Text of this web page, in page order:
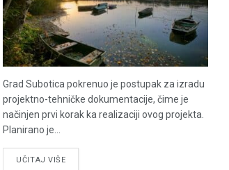
Grad Subotica pokrenuo je postupak za izradu
projektno-tehničke dokumentacije, čime je
načinjen prvi korak ka realizaciji ovog projekta.
Planirano je...
UČITAJ VIŠE